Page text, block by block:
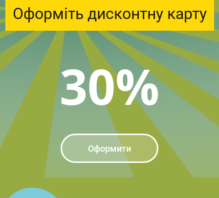
30%
Оформіть дисконтну карту
Оформити